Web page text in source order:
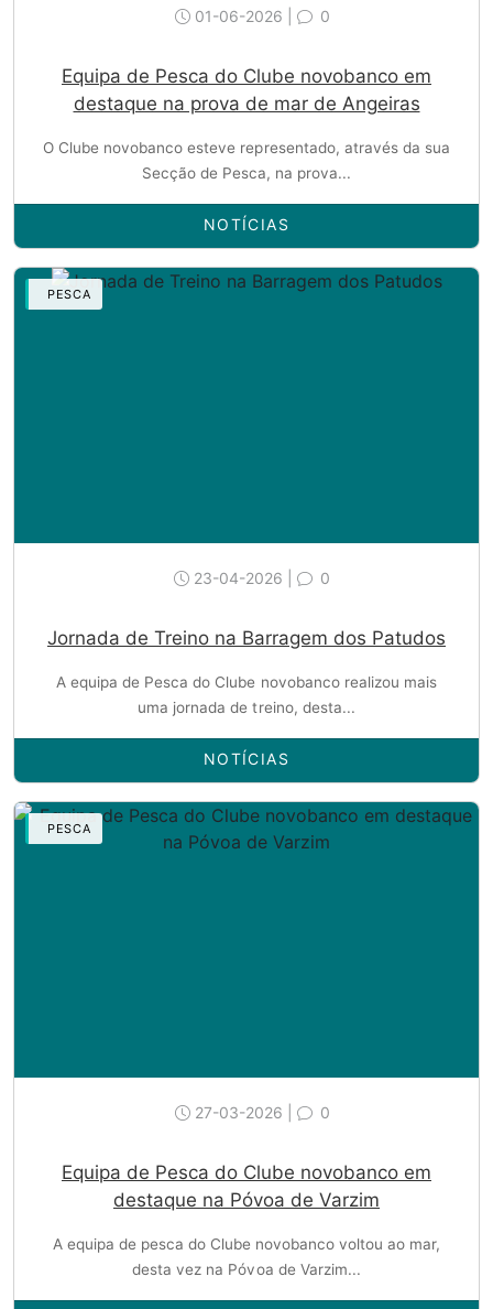
01-06-2026 | 0
Equipa de Pesca do Clube novobanco em
destaque na prova de mar de Angeiras
O Clube novobanco esteve representado, através da sua
Secção de Pesca, na prova...
NOTÍCIAS
PESCA
23-04-2026 | 0
Jornada de Treino na Barragem dos Patudos
A equipa de Pesca do Clube novobanco realizou mais
uma jornada de treino, desta...
NOTÍCIAS
PESCA
27-03-2026 | 0
Equipa de Pesca do Clube novobanco em
destaque na Póvoa de Varzim
A equipa de pesca do Clube novobanco voltou ao mar,
desta vez na Póvoa de Varzim...